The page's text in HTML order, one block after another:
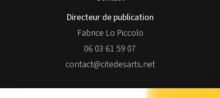
Directeur de publication
Fabrice Lo Piccolo
06 03 61 59 07
contact@citedesarts.net